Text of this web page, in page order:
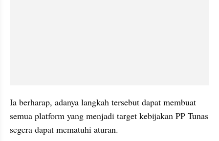
Ia berharap, adanya langkah tersebut dapat membuat
semua platform yang menjadi target kebijakan PP Tunas
segera dapat mematuhi aturan.